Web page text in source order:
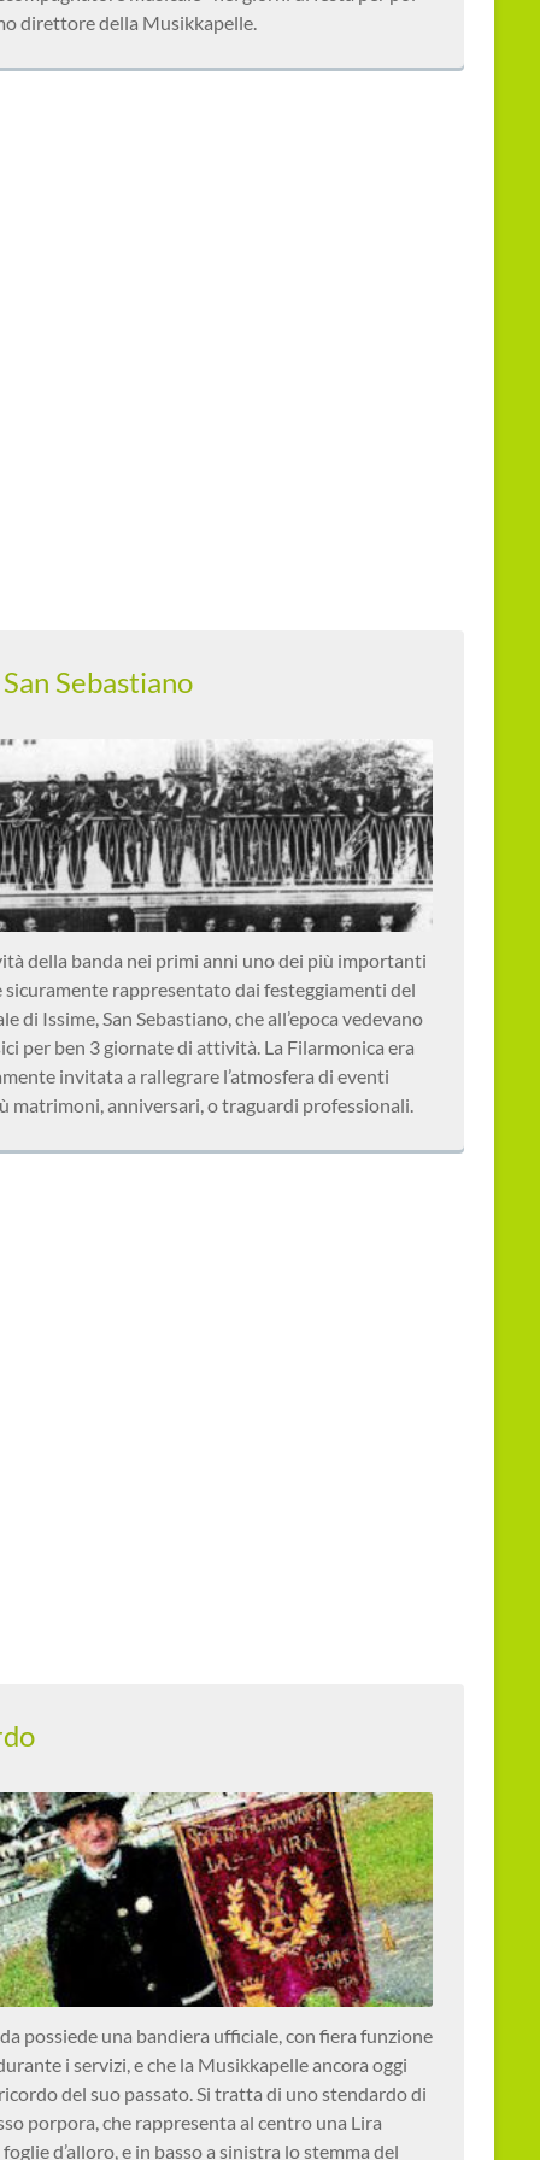
direttore della Musikkapelle.
Sebastiano
della banda nei primi anni uno dei più importanti
rappresentato dai festeggiamenti del
di Issime, San Sebastiano, che all’epoca vedevano
per ben 3 giornate di attività. La Filarmonica era
invitata a rallegrare l’atmosfera di eventi
matrimoni, anniversari, o traguardi professionali.
possiede una bandiera ufficiale, con fiera funzione
i servizi, e che la Musikkapelle ancora oggi
del suo passato. Si tratta di uno stendardo di
porpora, che rappresenta al centro una Lira
d’alloro, e in basso a sinistra lo stemma del